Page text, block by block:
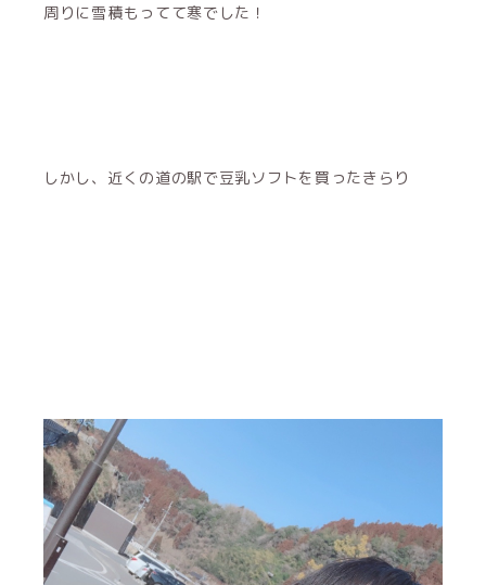
周りに雪積もってて寒でした！
しかし、近くの道の駅で豆乳ソフトを買ったきらり